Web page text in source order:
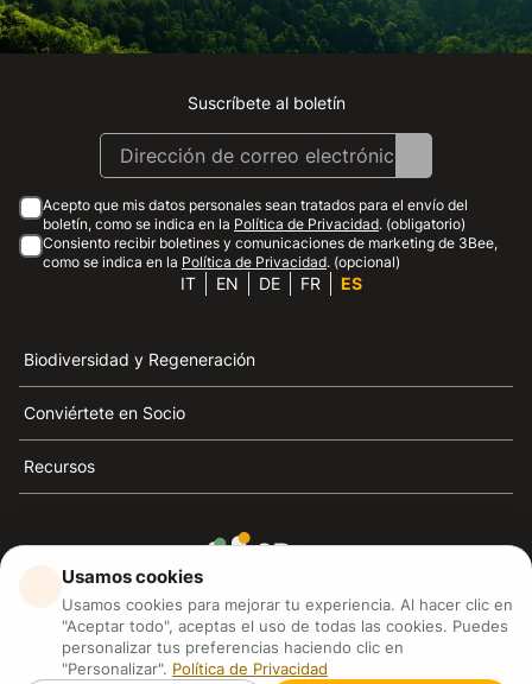
Instagram
Facebook
Linkedin
Youtube
Suscríbete al boletín
Acepto que mis datos personales sean tratados para el envío del
boletín, como se indica en la Política de Privacidad. (obligatorio)
Consiento recibir boletines y comunicaciones de marketing de 3Bee,
como se indica en la Política de Privacidad. (opcional)
IT EN DE FR ES
Biodiversidad y Regeneración
Conviértete en Socio
Recursos
3Bee es el referente de la sostenibilidad, la defensa de
las abejas y la biodiversidad
3Bee S.R.L Via Pastrengo 14, 20159, Milano (MI)
Usamos cookies
Usamos cookies para mejorar tu experiencia. Al hacer clic en
"Aceptar todo", aceptas el uso de todas las cookies. Puedes
personalizar tus preferencias haciendo clic en
"Personalizar". Política de Privacidad